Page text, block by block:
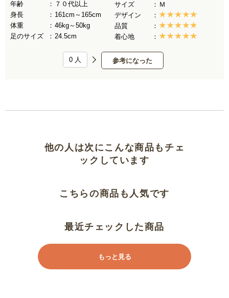
年齢
７０代以上
身長
161cm～165cm
体重
46kg～50kg
足のサイズ
24.5cm
サイズ
Ｍ
デザイン
品質
着心地
参考になった
0 人
他の人は次にこんな商品もチェ
ックしています
こちらの商品も人気です
最近チェックした商品
もっと見る